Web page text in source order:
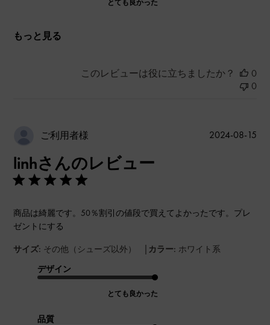
とても良かった
もっと見る
このレビューは役に立ちましたか？
0
0
ご利用者様
linhさんのレビュー
商品は綺麗です。50％割引の値段で買えてよかったです。プレ
ゼントにする
サイズ: その他（シューズ以外） | カラー: ホワイト系
デザイン
とても良かった
品質
公
2024-08-15